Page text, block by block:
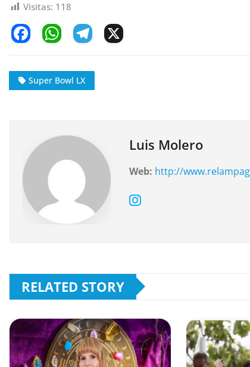
Visitas: 118
c
e
o
W
at
s
p
e
gr
Super Bowl LX
Luis Molero
Web: http://
RELATED STORY